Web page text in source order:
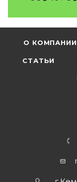
О КОМПАНИИ
СТАТЬИ